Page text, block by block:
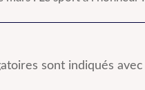
sont indiqués avec